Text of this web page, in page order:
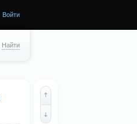
Войти
Найти